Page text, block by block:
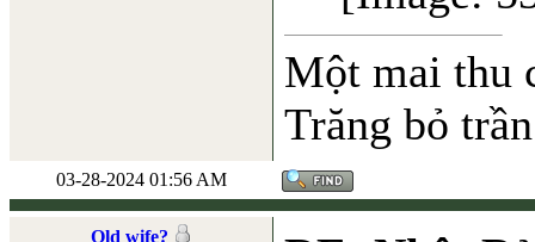
Một mai thu
Trăng bỏ
03-28-2024 01:56 AM
Old wife?